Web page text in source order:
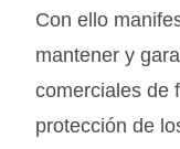
Con ello
mantener y
comerciales de
protección de